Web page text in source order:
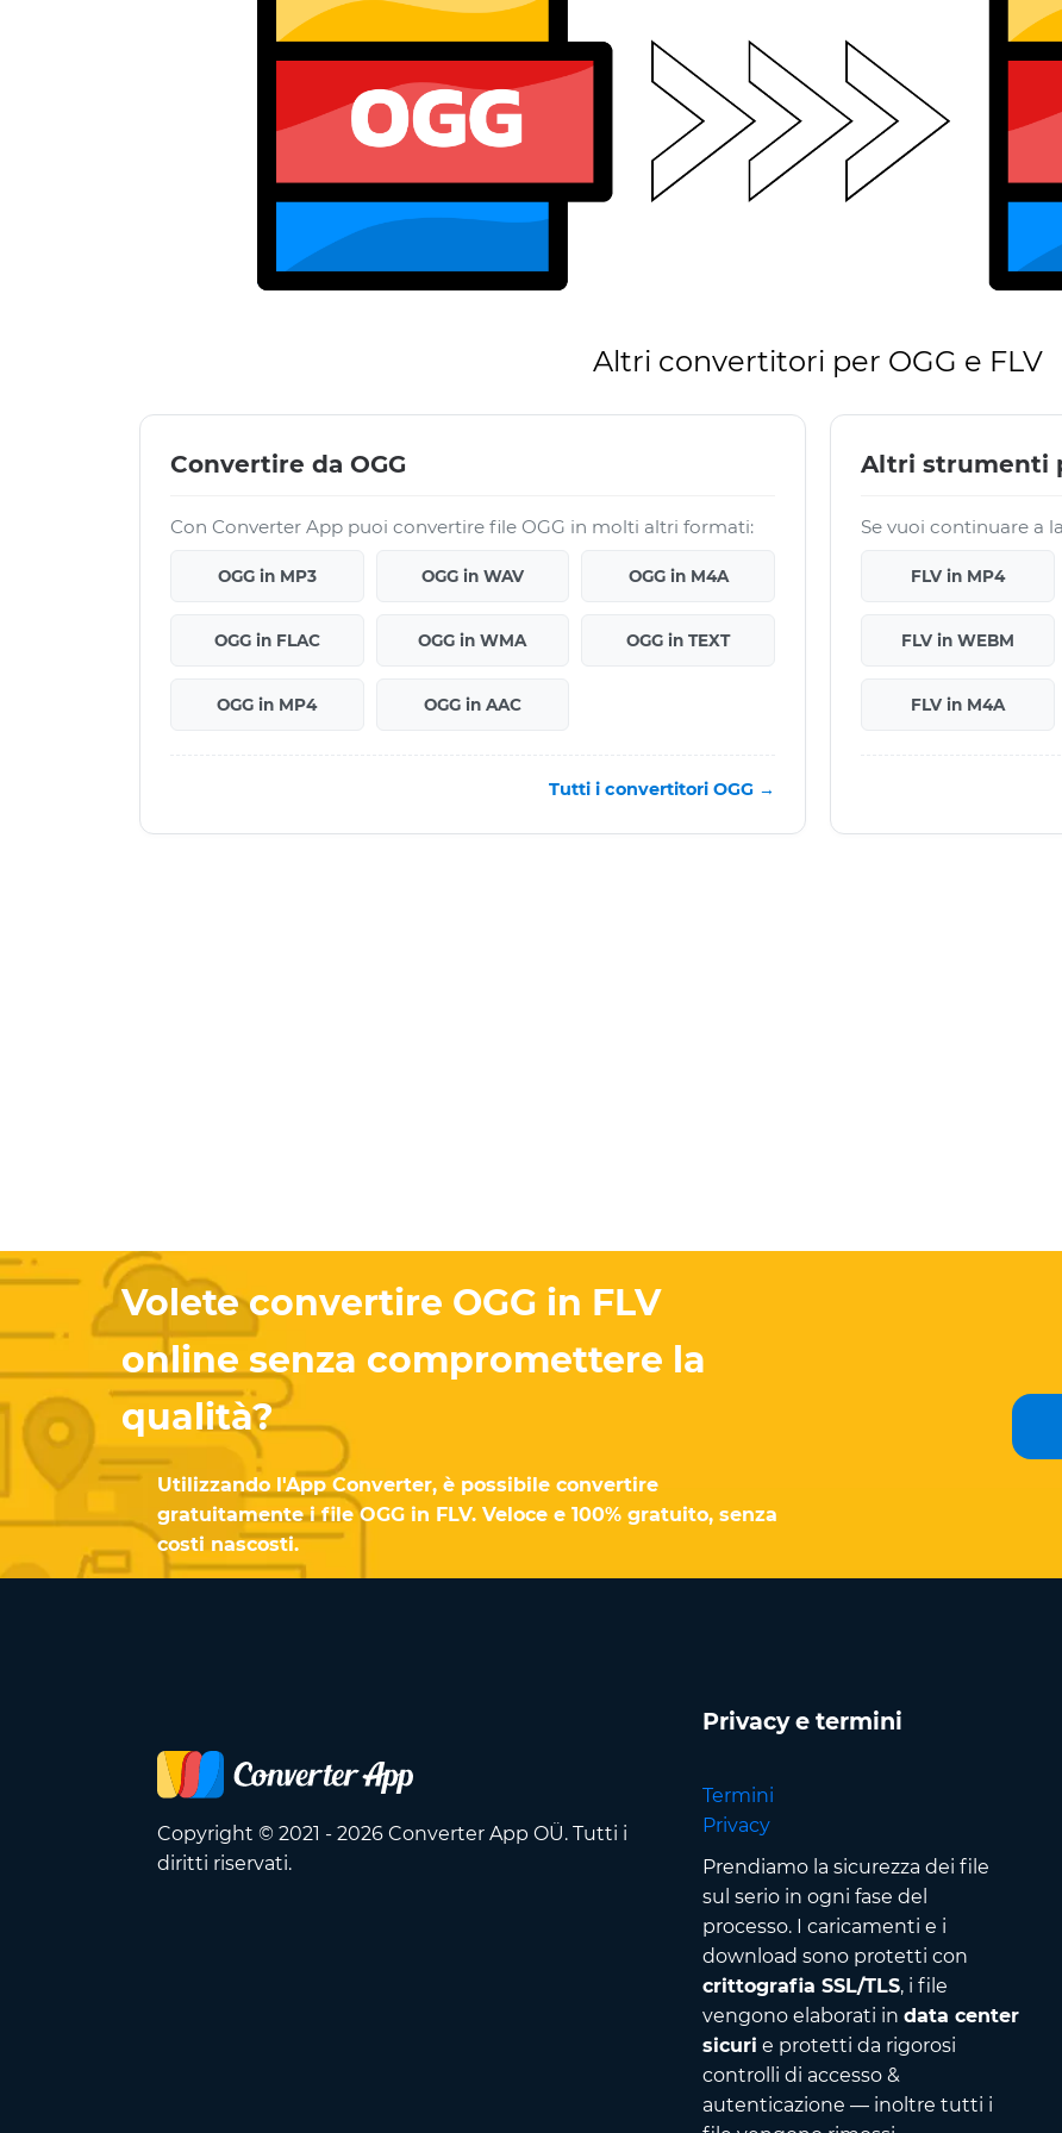
Altri convertitori per OGG e FLV
Convertire da OGG
Con Converter App puoi convertire file OGG in molti altri formati:
OGG in MP3 OGG in WAV OGG in M4A
OGG in FLAC OGG in WMA OGG in TEXT
OGG in MP4 OGG in AAC
Tutti i convertitori OGG →
Altri strumenti
Se vuoi continuare a
FLV in MP4
FLV in WEBM
FLV in M4A
Volete convertire OGG in FLV
online senza compromettere la
qualità?
Utilizzando l'App Converter, è possibile convertire
gratuitamente i file OGG in FLV. Veloce e 100% gratuito, senza
costi nascosti.
Copyright © 2021 - 2026 Converter App OÜ. Tutti i
diritti riservati.
Privacy e termini
Termini
Privacy
Prendiamo la sicurezza dei file
sul serio in ogni fase del
processo. I caricamenti e i
download sono protetti con
crittografia SSL/TLS, i file
vengono elaborati in data center
sicuri e protetti da rigorosi
controlli di accesso &
autenticazione — inoltre tutti i